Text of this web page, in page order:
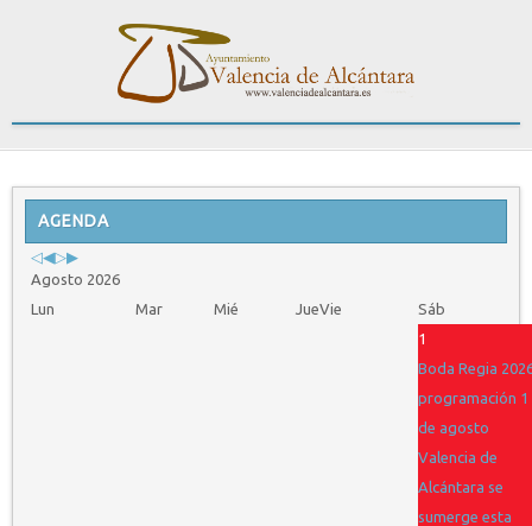
AGENDA
Previous
Year
Previous
Month
Next
Year
Next
Month
Agosto 2026
Lun
Mar Mié JueVie
Sáb
1
Boda Regia
programación 1
de agosto
Valencia de
Alcántara se
sumerge esta